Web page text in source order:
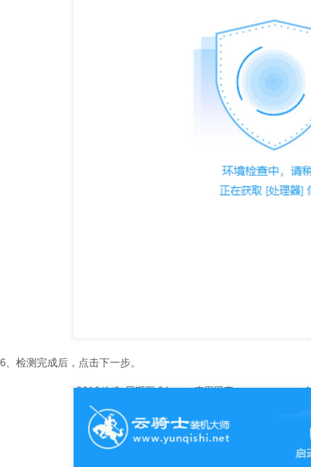
6、检测完成后，点击下一步。